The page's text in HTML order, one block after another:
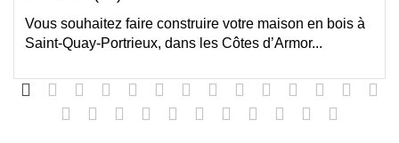
Vous souhaitez faire construire votre maison en bois à
Saint-Quay-Portrieux, dans les Côtes d’Armor...